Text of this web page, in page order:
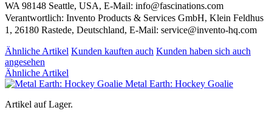
WA 98148 Seattle, USA, E-Mail: info@fascinations.com
Verantwortlich: Invento Products & Services GmbH, Klein Feldhus
1, 26180 Rastede, Deutschland, E-Mail: service@invento-hq.com
Ähnliche Artikel Kunden kauften auch Kunden haben sich auch
angesehen
Ähnliche Artikel
Metal Earth: Hockey Goalie
Artikel auf Lager.